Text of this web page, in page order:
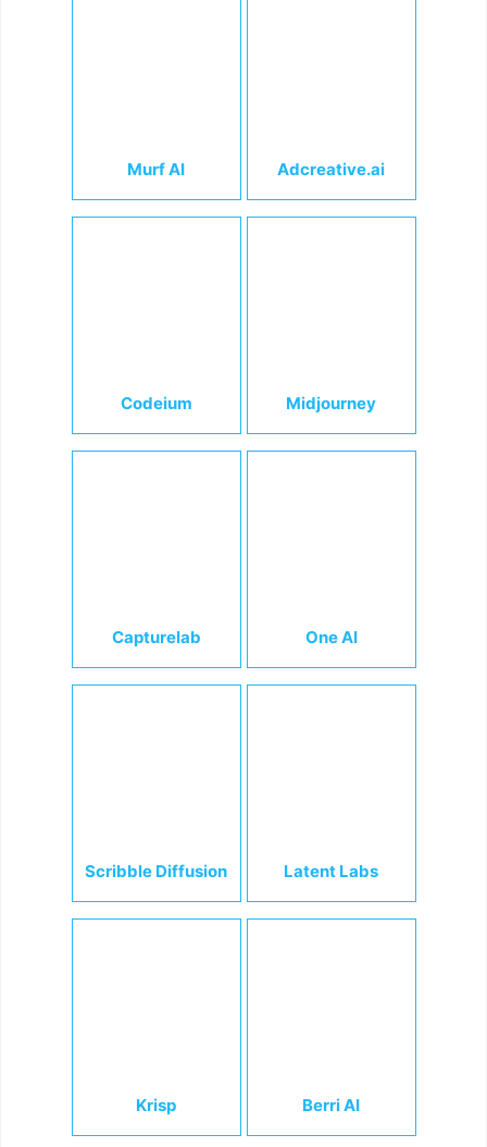
Murf AI Adcreative.ai
Codeium Midjourney
Capturelab One AI
Scribble Diffusion Latent Labs
Krisp Berri AI